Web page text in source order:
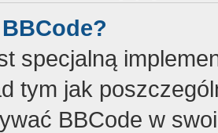
specjalną
tym jak
BBCode w